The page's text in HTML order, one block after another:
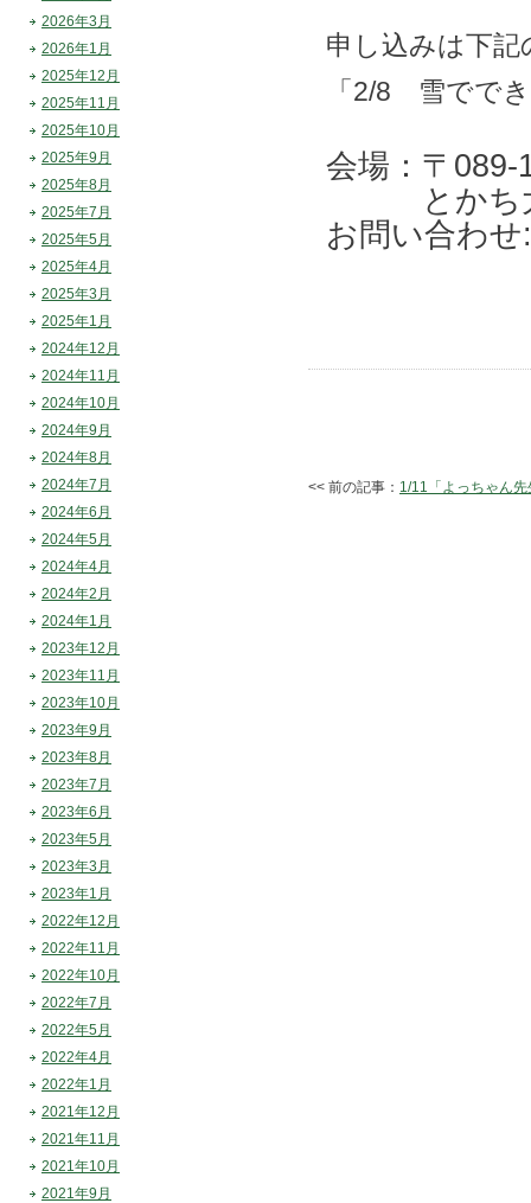
申し込みは下
「2/8 雪でで
会場：〒
とかち大
お問い合わ
<< 前の記事： 1/11「よっちゃん
2026年3月
2026年1月
2025年12月
2025年11月
2025年10月
2025年9月
2025年8月
2025年7月
2025年5月
2025年4月
2025年3月
2025年1月
2024年12月
2024年11月
2024年10月
2024年9月
2024年8月
2024年7月
2024年6月
2024年5月
2024年4月
2024年2月
2024年1月
2023年12月
2023年11月
2023年10月
2023年9月
2023年8月
2023年7月
2023年6月
2023年5月
2023年3月
2023年1月
2022年12月
2022年11月
2022年10月
2022年7月
2022年5月
2022年4月
2022年1月
2021年12月
2021年11月
2021年10月
2021年9月